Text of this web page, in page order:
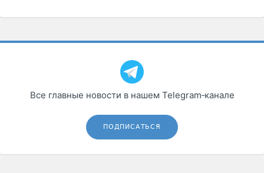
Все главные новости в нашем Telegram‑канале
ПОДПИСАТЬСЯ